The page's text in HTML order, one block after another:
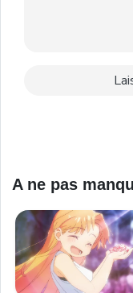
A ne pas